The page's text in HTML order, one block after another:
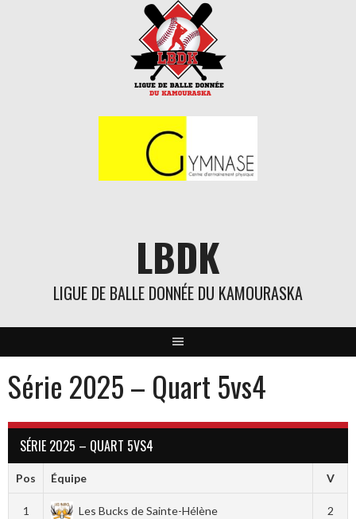
LBDK
LIGUE DE BALLE DONNÉE DU KAMOURASKA
Série 2025 – Quart 5vs4
SÉRIE 2025 – QUART 5VS4
Pos Équipe V
1 Les Bucks de Sainte-Hélène 2